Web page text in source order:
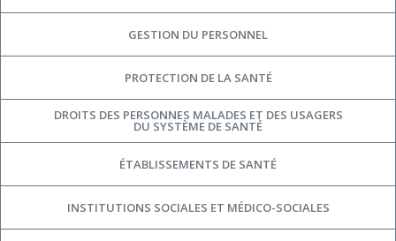
GESTION DU PERSONNEL
PROTECTION DE LA SANTÉ
DROITS DES PERSONNES MALADES ET DES USAGERS
DU SYSTÈME DE SANTÉ
ÉTABLISSEMENTS DE SANTÉ
INSTITUTIONS SOCIALES ET MÉDICO-SOCIALES